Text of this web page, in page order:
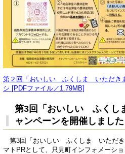
第２回「おいしい ふくしま いただき
シ [PDFファイル／1.79MB]
第3回「おいしい ふくし
ャンペーンを開催しました
第3回「おいしい ふくしま いただき
マトPRとして、只見町インフォメーシ